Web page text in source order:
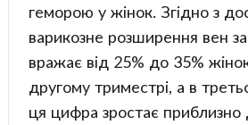
геморою у жінок. Згідно з
варикозне розширення вен
вражає від 25% до 35%
другому триместрі, а в
ця цифра зростає